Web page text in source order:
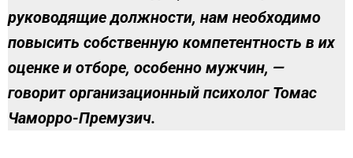
руководящие должности, нам необходимо
повысить собственную компетентность в их
оценке и отборе, особенно мужчин, —
говорит организационный психолог Томас
Чаморро-Премузич.